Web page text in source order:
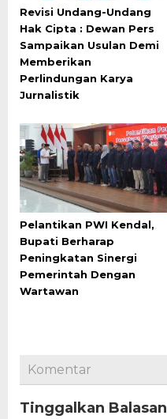
Revisi Undang-Undang
Hak Cipta : Dewan Pers
Sampaikan Usulan Demi
Memberikan
Perlindungan Karya
Jurnalistik
Pelantikan PWI Kendal,
Bupati Berharap
Peningkatan Sinergi
Pemerintah Dengan
Wartawan
Komentar
Tinggalkan Balasan